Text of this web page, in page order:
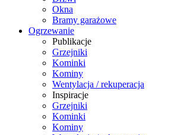
Okna
Bramy garażowe
Ogrzewanie
Publikacje
Grzejniki
Kominki
Kominy
Wentylacja / rekuperacja
Inspiracje
Grzejniki
Kominki
Kominy